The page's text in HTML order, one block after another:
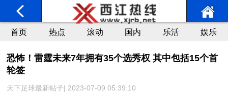
首页 热点 滚动 国内 乐活 娱乐
恐怖！雷霆未来7年拥有35个选秀权 其中包括15个首
轮签
天下足球最新帖子| 2023-07-09 05:39:10